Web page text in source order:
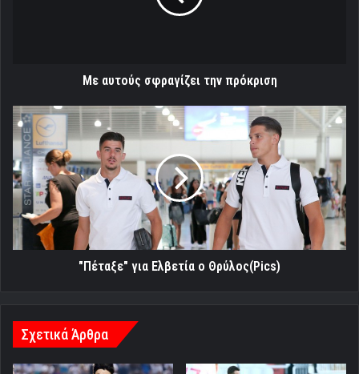
Με αυτούς σφραγίζει την πρόκριση
"Πέταξε"
για
Ελβετία
ο
Θρύλος(Pics)
"Πέταξε" για Ελβετία ο Θρύλος(Pics)
Σχετικά Άρθρα